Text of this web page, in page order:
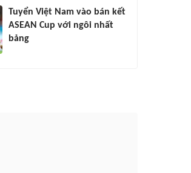
Tuyển Việt Nam vào bán kết
ASEAN Cup với ngôi nhất
bảng